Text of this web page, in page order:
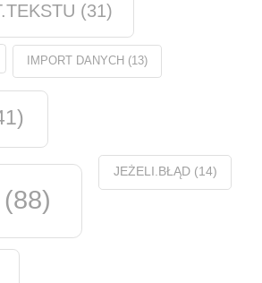
(31)
IMPORT DANYCH (13)
(88)
JEŻELI.BŁĄD(14)